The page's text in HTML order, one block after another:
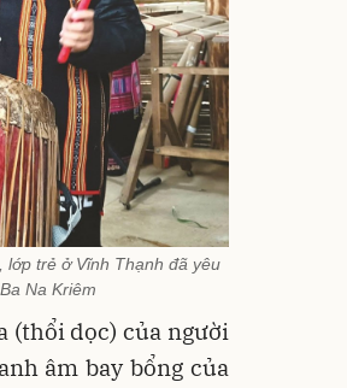
trẻ ở Vĩnh Thạnh đã yêu
Na Kriêm
(thổi dọc) của người
âm bay bổng của